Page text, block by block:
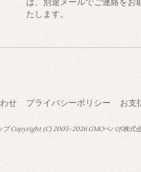
たします。
せ プライバシーポリシー お支
プCopyright (C) 2005-2026GMOペパボ株式